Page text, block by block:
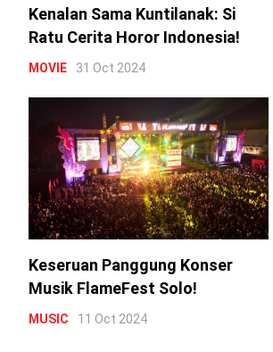
Kenalan Sama Kuntilanak: Si
Ratu Cerita Horor Indonesia!
MOVIE 31 Oct 2024
Keseruan Panggung Konser
Musik FlameFest Solo!
MUSIC 11 Oct 2024